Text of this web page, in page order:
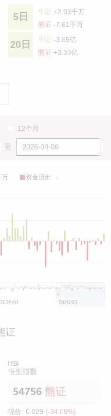
5日 牛证 +2.93千万
熊证 -7.61千万
20日 牛证 -3.65亿
熊证 +3.33亿
12个月
至
资金流出 -
2026/01 2026/05
证
HSI
恒生指数
54756 熊证
现价: 0.029 (-34.09%)